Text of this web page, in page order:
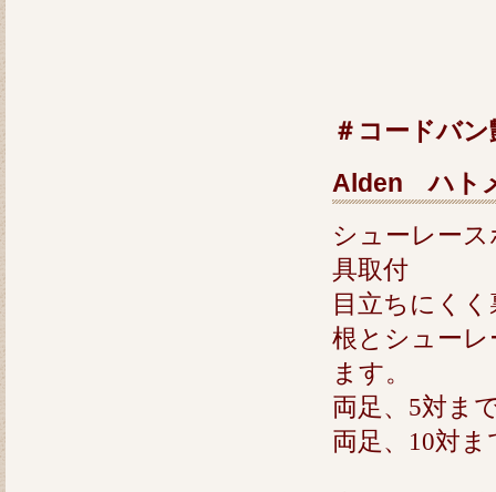
＃コードバ
Alden ハト
シューレー
具取付
目立ちにく
根とシュー
ます。
両足、5対ま
両足、10対